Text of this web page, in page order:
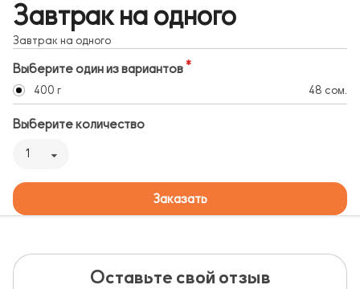
Завтрак на одного
Завтрак на одного
Выберите один из вариантов
400 г 48 сом.
Выберите количество
1
Заказать
Оставьте свой отзыв